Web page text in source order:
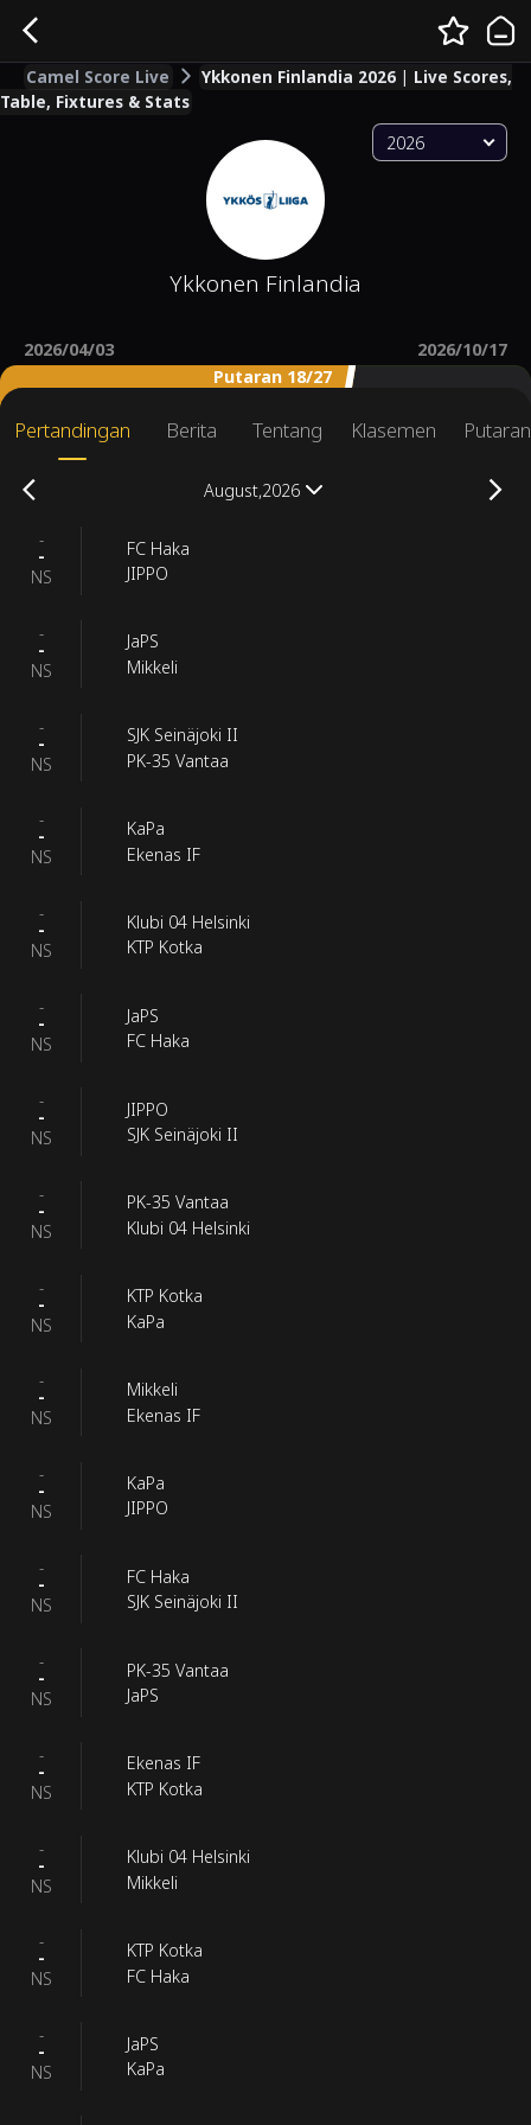
Camel Score Live
Ykkonen Finlandia 2026 | Live Scores,
Table, Fixtures & Stats
2026
Ykkonen Finlandia
2026/04/03
2026/10/17
Putaran 18/27
Pertandingan Berita Tentang Klasemen Putaran
August,2026
-
-
NS
FC Haka
JIPPO
-
-
NS
JaPS
Mikkeli
-
-
NS
SJK Seinäjoki II
PK-35 Vantaa
-
-
NS
KaPa
Ekenas IF
-
-
NS
Klubi 04 Helsinki
KTP Kotka
-
-
NS
JaPS
FC Haka
-
-
NS
JIPPO
SJK Seinäjoki II
-
-
NS
PK-35 Vantaa
Klubi 04 Helsinki
-
-
NS
KTP Kotka
KaPa
-
-
NS
Mikkeli
Ekenas IF
-
-
NS
KaPa
JIPPO
-
-
NS
FC Haka
SJK Seinäjoki II
-
-
NS
PK-35 Vantaa
JaPS
-
-
NS
Ekenas IF
KTP Kotka
-
-
NS
Klubi 04 Helsinki
Mikkeli
-
-
NS
KTP Kotka
FC Haka
-
-
NS
JaPS
KaPa